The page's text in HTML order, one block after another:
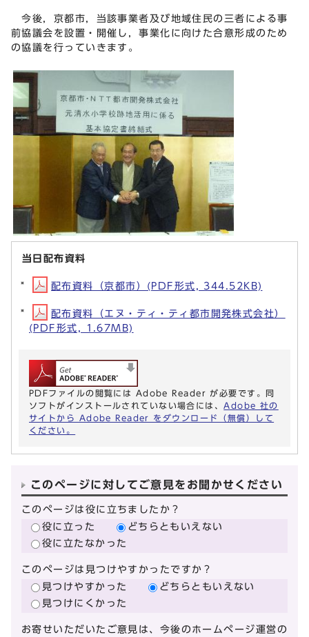
今後，京都市，当該事業者及び地域住民の三者による事
前協議会を設置・開催し，事業化に向けた合意形成のため
の協議を行っていきます。
当日配布資料
配布資料（京都市）(PDF形式, 344.52KB)
配布資料（エヌ・ティ・ティ都市開発株式会社）
(PDF形式, 1.67MB)
PDFファイルの閲覧には Adobe Reader が必要です。同
ソフトがインストールされていない場合には、 Adobe 社の
サイトから Adobe Reader をダウンロード（無償）して
ください。
このページに対してご意見をお聞かせください
このページは役に立ちましたか？
役に立った
どちらともいえない
役に立たなかった
このページは見つけやすかったですか？
見つけやすかった
どちらともいえない
見つけにくかった
お寄せいただいたご意見は、今後のホームページ運営の